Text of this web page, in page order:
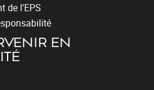
de l'EPS
EN